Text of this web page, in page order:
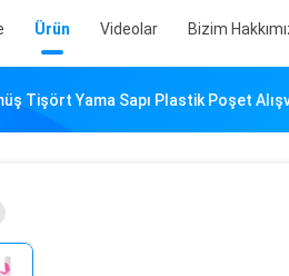
Ürün Videolar Bizim
Tişört Yama Sapı Plastik Poşet